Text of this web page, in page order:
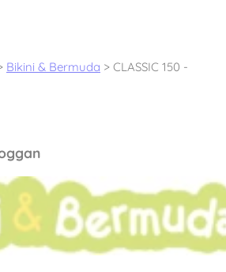
d’aires de jeux &
actualités
Bikini & Bermuda > CLASSIC 150 -